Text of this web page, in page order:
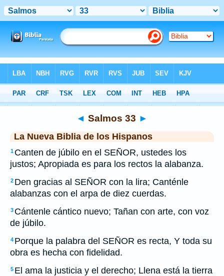
>NBLH > Salmos 33
◄ Salmos 33 ►
La Nueva Biblia de los Hispanos
1 Canten de júbilo en el SEÑOR, ustedes los
justos; Apropiada es para los rectos la alabanza.
2 Den gracias al SEÑOR con la lira; Canténle
alabanzas con el arpa de diez cuerdas.
3 Cántenle cántico nuevo; Tañan con arte, con voz
de júbilo.
4 Porque la palabra del SEÑOR es recta, Y toda su
obra es hecha con fidelidad.
5 El ama la justicia y el derecho; Llena está la tierra